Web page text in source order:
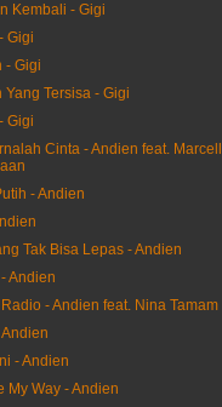
Kembali - Gigi
Gigi
- Gigi
Yang Tersisa - Gigi
Gigi
Cinta - Andien feat. Marcell
- Andien
Tak Bisa Lepas - Andien
Andien
- Andien feat. Nina Tamam
- Andien
My Way - Andien